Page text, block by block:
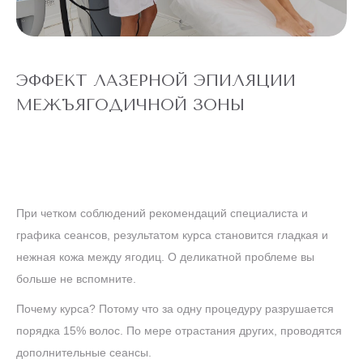
ЭПИЛЯЦИЯ
"ВСЕ ТЕЛО"
Александритовый
подмышки, малая
зона) действует
клиентов
АКЦИЯ! ЛАЗЕРНАЯ
ЭПИЛЯЦИЯ "ВСЕ
ЭФФЕКТ ЛАЗЕРНОЙ ЭПИЛЯЦИИ
МЕЖЪЯГОДИЧНОЙ ЗОНЫ
При четком соблюдений рекомендаций специалиста и
графика сеансов, результатом курса становится гладкая и
нежная кожа между ягодиц. О деликатной проблеме вы
больше не вспомните.
Почему курса? Потому что за одну процедуру разрушается
порядка 15% волос. По мере отрастания других, проводятся
дополнительные сеансы.